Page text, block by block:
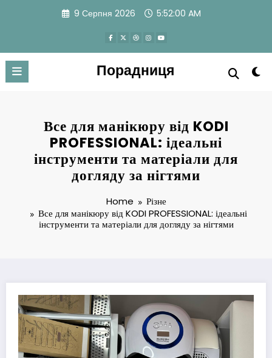
9 Серпня 2026 5:52:00 AM
Порадниця
Все для манікюру від KODI
PROFESSIONAL: ідеальні
інструменти та матеріали для
догляду за нігтями
Home
Різне
Все для манікюру від KODI PROFESSIONAL: ідеальні
інструменти та матеріали для догляду за нігтями